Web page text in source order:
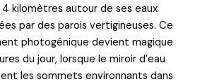
kilomètres autour de ses eaux
par des parois vertigineuses. Ce
photogénique devient magique
du jour, lorsque le miroir d’eau
les sommets environnants dans